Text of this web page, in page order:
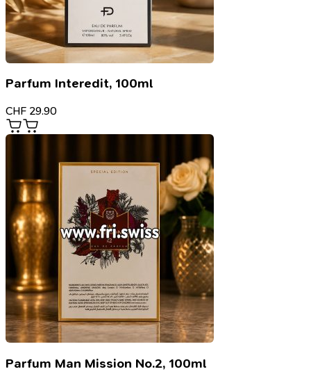
Parfum Interedit, 100ml
CHF 29.90
Parfum Man Mission No.2, 100ml